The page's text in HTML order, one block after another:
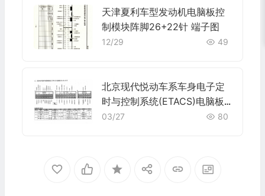
天津夏利车型发动机电脑板控
制模块阵脚26+22针 端子图
12/29 49
北京现代悦动车系车身电子定
时与控制系统(ETACS)电脑板
20+16+12针端子
03/27 80